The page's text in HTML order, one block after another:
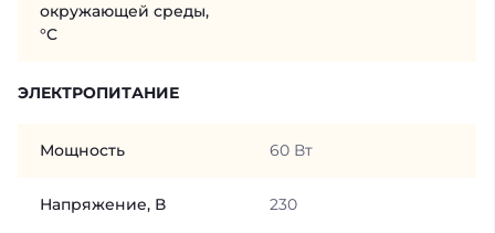
окружающей среды,
°C
ЭЛЕКТРОПИТАНИЕ
Мощность 60 Вт
Напряжение, В 230